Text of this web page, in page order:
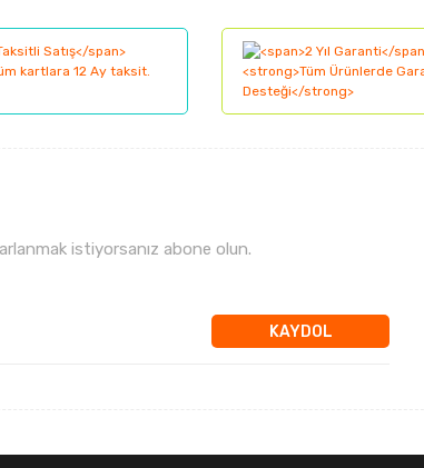
istiyorsanız abone olun.
KAYDOL